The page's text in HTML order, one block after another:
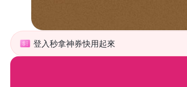
登入秒拿神券快用起來